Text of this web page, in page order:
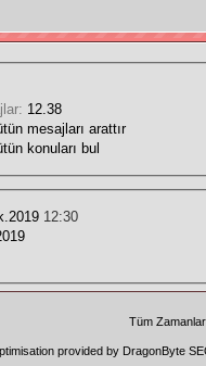
12.38
mesajları arattır
konuları bul
12:30
Tüm
provided by DragonByte